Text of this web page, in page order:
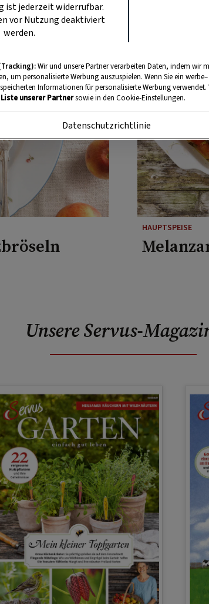
HAUPTSPEISE
Unsere Servus-
ist jederzeit widerrufbar.
vor Nutzung deaktiviert
werden.
Wir und unsere Partner verarbeiten Daten, indem wir
um personalisierte Werbung auszuspielen. Wenn Sie ein
Informationen für personalisierte Werbung
Liste unserer Partnersowie in den Cookie-Einstellungen.
Datenschutzrichtlinie